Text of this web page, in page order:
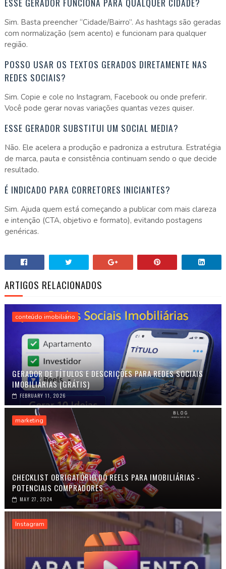
Sim. Basta preencher “Cidade/Bairro”. As hashtags são geradas
com normalização (sem acento) e funcionam para qualquer
região.
POSSO USAR OS TEXTOS GERADOS DIRETAMENTE NAS
REDES SOCIAIS?
Sim. Copie e cole no Instagram, Facebook ou onde preferir.
Você pode gerar novas variações quantas vezes quiser.
ESSE GERADOR SUBSTITUI UM SOCIAL MEDIA?
Não. Ele acelera a produção e padroniza a estrutura. Estratégia
de marca, pauta e consistência continuam sendo o que decide
resultado.
É INDICADO PARA CORRETORES INICIANTES?
Sim. Ajuda quem está começando a publicar com mais clareza
e intenção (CTA, objetivo e formato), evitando postagens
genéricas.
ARTIGOS RELACIONADOS
conteúdo imobiliário
GERADOR DE TÍTULOS E DESCRIÇÕES PARA REDES SOCIAIS
IMOBILIÁRIAS (GRÁTIS)
FEBRUARY 11, 2026
marketing
CHECKLIST OBRIGATÓRIO DO REELS PARA IMOBILIÁRIAS -
POTENCIAIS COMPRADORES
MAY 27, 2024
Instagram